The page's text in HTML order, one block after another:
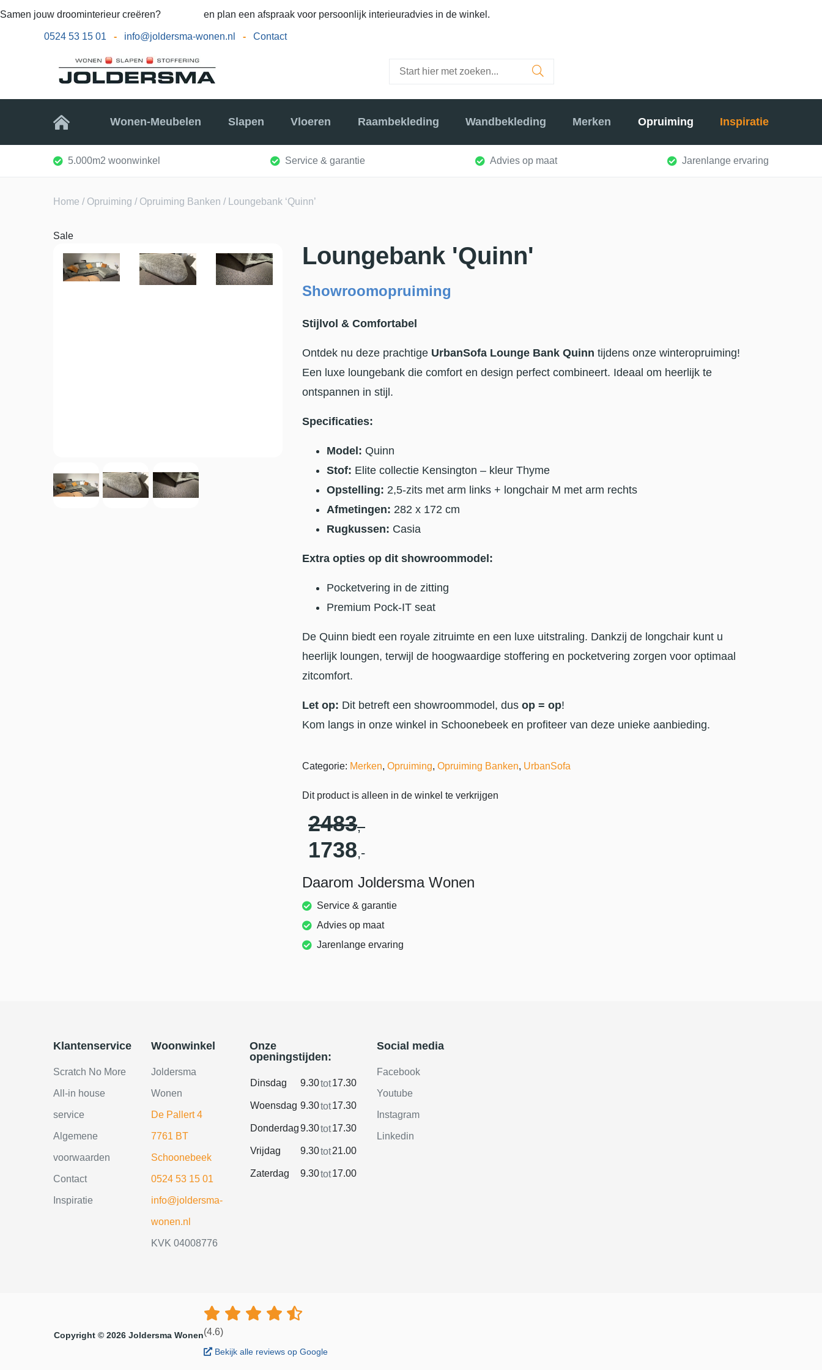
Samen jouw droominterieur creëren? en plan een afspraak voor persoonlijk interieuradvies in de winkel.
0524 53 15 01 - info@joldersma-wonen.nl - Contact
Home Wonen-Meubelen Slapen Vloeren Raambekleding Wandbekleding Merken Opruiming Inspiratie
5.000m2 woonwinkel Service & garantie Advies op maat Jarenlange ervaring
Home / Opruiming / Opruiming Banken / Loungebank ‘Quinn’
Sale
Loungebank 'Quinn'
Showroomopruiming
Stijlvol & Comfortabel
Ontdek nu deze prachtige UrbanSofa Lounge Bank Quinn tijdens onze winteropruiming!
Een luxe loungebank die comfort en design perfect combineert. Ideaal om heerlijk te
ontspannen in stijl.
Specificaties:
Model: Quinn
Stof: Elite collectie Kensington – kleur Thyme
Opstelling: 2,5-zits met arm links + longchair M met arm rechts
Afmetingen: 282 x 172 cm
Rugkussen: Casia
Extra opties op dit showroommodel:
Pocketvering in de zitting
Premium Pock-IT seat
De Quinn biedt een royale zitruimte en een luxe uitstraling. Dankzij de longchair kunt u
heerlijk loungen, terwijl de hoogwaardige stoffering en pocketvering zorgen voor optimaal
zitcomfort.
Let op: Dit betreft een showroommodel, dus op = op!
Kom langs in onze winkel in Schoonebeek en profiteer van deze unieke aanbieding.
Categorie: Merken, Opruiming, Opruiming Banken, UrbanSofa
Dit product is alleen in de winkel te verkrijgen
2483,-
1738,-
Daarom Joldersma Wonen
Service & garantie
Advies op maat
Jarenlange ervaring
Klantenservice
Scratch No More
All-in house
service
Algemene
voorwaarden
Contact
Inspiratie
Woonwinkel
Joldersma
Wonen
De Pallert 4
7761 BT
Schoonebeek
0524 53 15 01
info@joldersma-
wonen.nl
KVK 04008776
Onze
openingstijden:
Dinsdag 9.30tot 17.30
Woensdag 9.30tot 17.30
Donderdag9.30tot 17.30
Vrijdag 9.30tot 21.00
Zaterdag 9.30tot 17.00
Social media
Facebook
Youtube
Instagram
Linkedin
Copyright © 2026 Joldersma Wonen(4.6)
Bekijk alle reviews op Google